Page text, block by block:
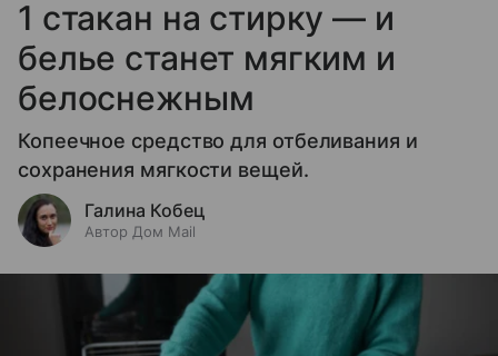
1 стакан на стирку — и
белье станет мягким и
белоснежным
Копеечное средство для отбеливания и
сохранения мягкости вещей.
Галина Кобец
Автор Дом Mail